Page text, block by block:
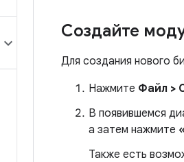
Создайте
Для создания нового
Нажмите Файл >
В появившемся
а затем нажмите
Также есть